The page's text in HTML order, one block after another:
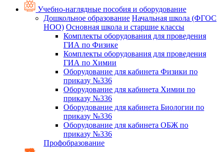
Учебно-наглядные пособия и оборудование
Дошкольное образование Начальная школа (ФГОС
НОО) Основная школа и старшие классы
Комплекты оборудования для проведения
ГИА по Физике
Комплекты оборудования для проведения
ГИА по Химии
Оборудование для кабинета Физики по
приказу №336
Оборудование для кабинета Химии по
приказу №336
Оборудование для кабинета Биологии по
приказу №336
Оборудование для кабинета ОБЖ по
приказу №336
Профобразование